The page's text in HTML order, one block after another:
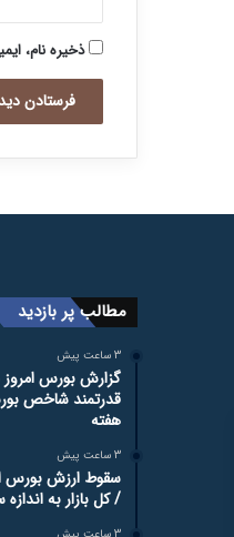
ذخیره نام،
مطالب پر بازدید
3 ساعت پیش
قدرتمند شاخص
هفته
3 ساعت پیش
/ کل بازار به